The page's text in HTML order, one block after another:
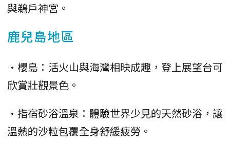
與鵜戶神宮。
鹿兒島地區
•櫻島：活火山與海灣相映成趣，登上展望台可
欣賞壯觀景色。
•指宿砂浴溫泉：體驗世界少見的天然砂浴，讓
溫熱的沙粒包覆全身舒緩疲勞。